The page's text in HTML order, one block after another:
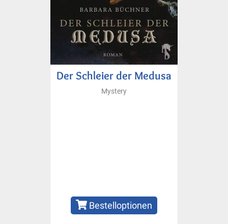
Der Schleier der Medusa
Mystery
Bestelloptionen